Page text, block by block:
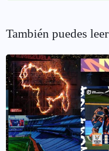
También puedes leer